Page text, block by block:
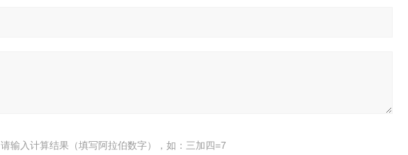
请输入计算结果（填写阿拉伯数字），如：三加四=7